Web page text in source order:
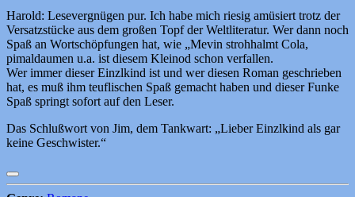
Harold: Lesevergnügen pur. Ich habe mich riesig amüsiert trotz der
Versatzstücke aus dem großen Topf der Weltliteratur. Wer dann noch
Spaß an Wortschöpfungen hat, wie „Mevin strohhalmt Cola,
pimaldaumen u.a. ist diesem Kleinod schon verfallen.
Wer immer dieser Einzlkind ist und wer diesen Roman geschrieben
hat, es muß ihm teuflischen Spaß gemacht haben und dieser Funke
Spaß springt sofort auf den Leser.
Das Schlußwort von Jim, dem Tankwart: „Lieber Einzlkind als gar
keine Geschwister.“